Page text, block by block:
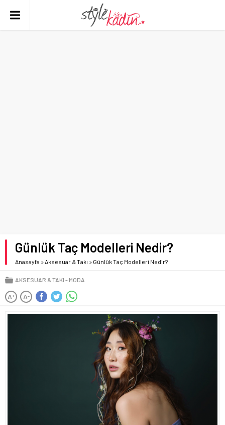
Günlük Taç Modelleri Nedir?
Anasayfa »Aksesuar & Takı » Günlük Taç Modelleri Nedir?
AKSESUAR & TAKI MODA
A+ A-